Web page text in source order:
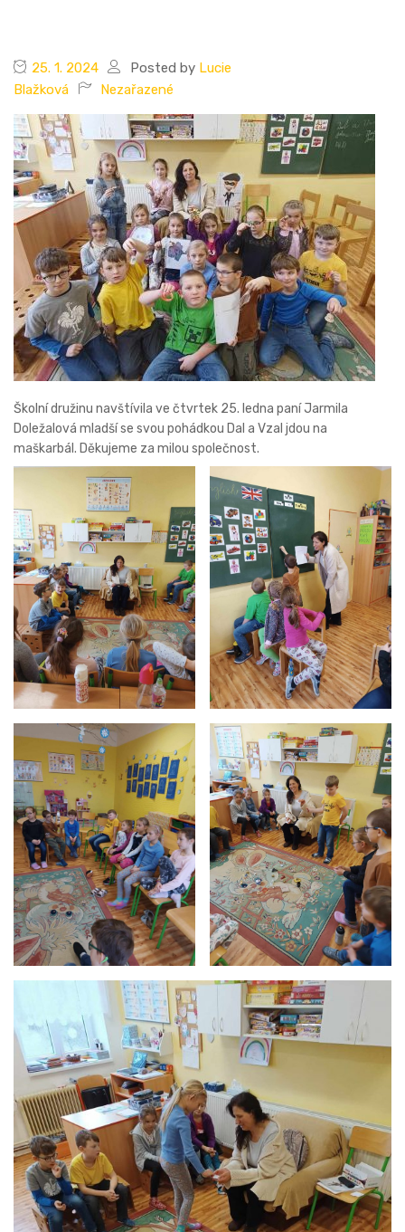
25. 1. 2024 Posted by Lucie
Blažková
Nezařazené
Školní družinu navštívila ve čtvrtek 25. ledna paní Jarmila
Doležalová mladší se svou pohádkou Dal a Vzal jdou na
maškarbál. Děkujeme za milou společnost.